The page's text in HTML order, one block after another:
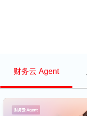
财务云 Agent